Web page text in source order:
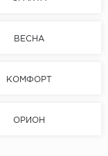
Австрия
ВЕСНА
КОМФОРТ
ОРИОН